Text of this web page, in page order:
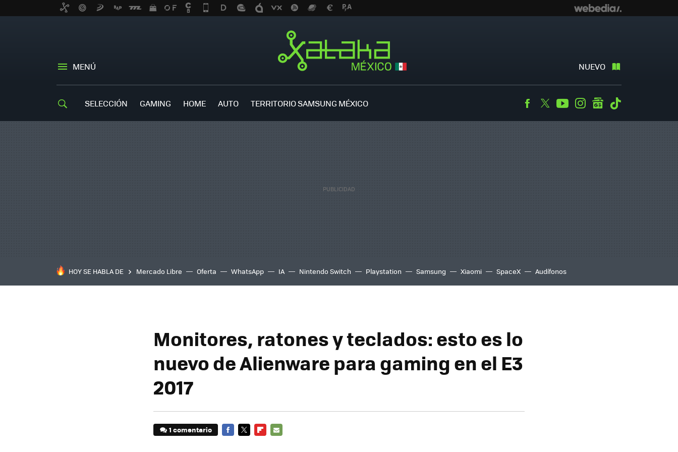
MENÚ NUEVO
SELECCIÓN GAMING HOME AUTO TERRITORIO SAMSUNG MÉXICO Facebook
TwitterYoutubeInstagramgooglenews
HOY SE HABLA DE Mercado Libre Oferta WhatsApp IA Nintendo Switch Playstation Samsung Xiaomi SpaceX Audífonos
Monitores, ratones y teclados: esto es lo
nuevo de Alienware para gaming en el E3
2017
1 comentario